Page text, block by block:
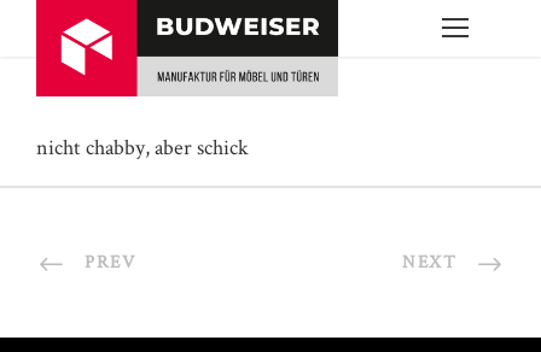
nicht chabby, aber schick
PREV NEXT